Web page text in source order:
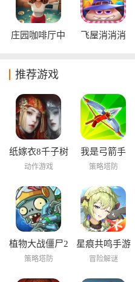
庄园咖啡厅中
飞屋消消消
推荐游戏
纸嫁衣8千子树
动作游戏
我是弓箭手
策略塔防
植物大战僵尸2
海底世界
策略塔防
星痕共鸣手游
冒险解谜